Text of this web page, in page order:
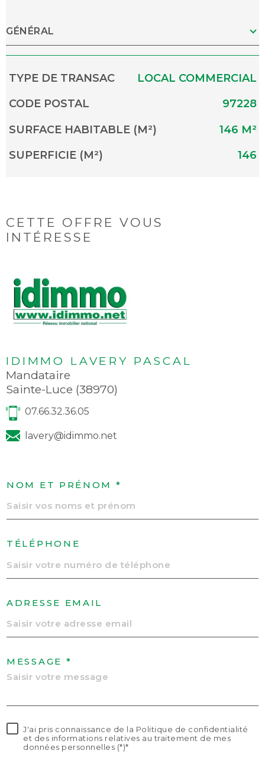
GÉNÉRAL
Caractérisque Valeurs
TYPE DE TRANSAC
LOCAL COMMERCIAL
CODE POSTAL
97228
SURFACE HABITABLE (M²)
146 M²
SUPERFICIE (M²)
146
CETTE OFFRE VOUS
INTÉRESSE
IDIMMO LAVERY PASCAL
Mandataire
Sainte-Luce (38970)
07.66.32.36.05
lavery@idimmo.net
NOM ET PRÉNOM *
TÉLÉPHONE
ADRESSE EMAIL
MESSAGE *
J'ai pris connaissance de la Politique de confidentialité
et des informations relatives au traitement de mes
données personnelles (*)*